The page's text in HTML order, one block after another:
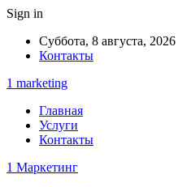
Sign in
Суббота, 8 августа, 2026
Контакты
1 marketing
Главная
Услуги
Контакты
1 Маркетинг